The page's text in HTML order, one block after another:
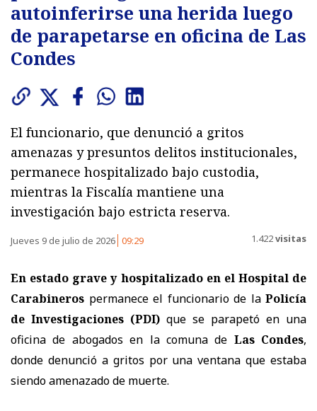
autoinferirse una herida luego
de parapetarse en oficina de Las
Condes
El funcionario, que denunció a gritos
amenazas y presuntos delitos institucionales,
permanece hospitalizado bajo custodia,
mientras la Fiscalía mantiene una
investigación bajo estricta reserva.
Jueves 9 de julio de 2026 09:29 1.422visitas
En estado grave y hospitalizado en el Hospital de
Carabineros permanece el funcionario de la Policía
de Investigaciones (PDI) que se parapetó en una
oficina de abogados en la comuna de Las Condes,
donde denunció a gritos por una ventana que estaba
siendo amenazado de muerte.